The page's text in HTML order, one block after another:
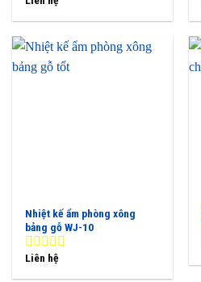
5
Nhiệt kế ẩm phòng xông
bảng gỗ WJ-10
0
Liên hệ